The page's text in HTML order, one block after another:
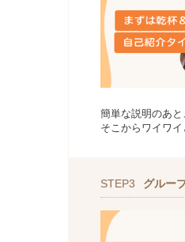
簡単な説明のあ
そこからワイワイ
STEP3 グルー